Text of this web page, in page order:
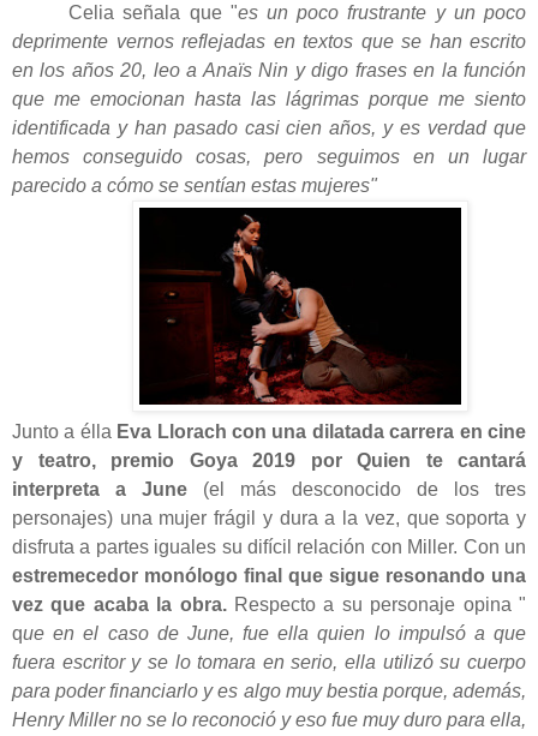
Celia señala que "es un poco frustrante y un poco
deprimente vernos reflejadas en textos que se han escrito
en los años 20, leo a Anaïs Nin y digo frases en la función
que me emocionan hasta las lágrimas porque me siento
identificada y han pasado casi cien años, y es verdad que
hemos conseguido cosas, pero seguimos en un lugar
parecido a cómo se sentían estas mujeres"
Junto a élla Eva Llorach con una dilatada carrera en cine
y teatro, premio Goya 2019 por Quien te cantará
interpreta a June (el más desconocido de los tres
personajes) una mujer frágil y dura a la vez, que soporta y
disfruta a partes iguales su difícil relación con Miller. Con un
estremecedor monólogo final que sigue resonando una
vez que acaba la obra. Respecto a su personaje opina "
que en el caso de June, fue ella quien lo impulsó a que
fuera escritor y se lo tomara en serio, ella utilizó su cuerpo
para poder financiarlo y es algo muy bestia porque, además,
Henry Miller no se lo reconoció y eso fue muy duro para ella,